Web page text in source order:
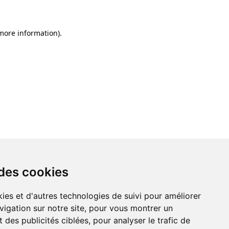
cookies
et d'autres technologies de suivi pour améliorer
sur notre site, pour vous montrer un
des publicités ciblées, pour analyser le trafic de
information).